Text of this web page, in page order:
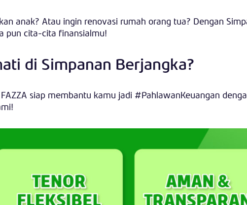
anak? Atau ingin renovasi rumah orang tua? Dengan
pun cita-cita finansialmu!
di Simpanan Berjangka?
siap membantu kamu jadi #PahlawanKeuangan